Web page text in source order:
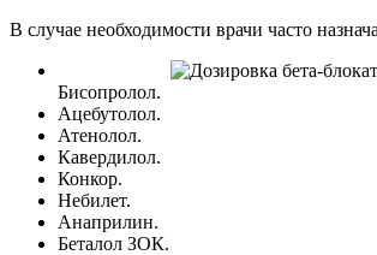
В случае необходимости врачи часто
Бисопролол.
Ацебутолол.
Атенолол.
Кавердилол.
Конкор.
Небилет.
Анаприлин.
Беталол ЗОК.